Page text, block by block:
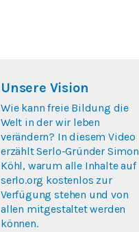
Unsere Vision
Wie kann freie Bildung die
Welt in der wir leben
verändern? In diesem Video
erzählt Serlo-Gründer Simon
Köhl, warum alle Inhalte auf
serlo.org kostenlos zur
Verfügung stehen und von
allen mitgestaltet werden
können.